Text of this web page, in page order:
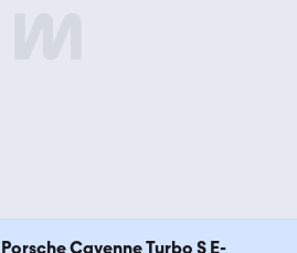
Porsche Cayenne Turbo S E-